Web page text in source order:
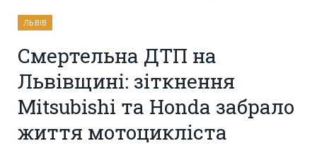
ЛЬВІВ
Смертельна ДТП на
Львівщині: зіткнення
Mitsubishi та Honda забрало
життя мотоцикліста